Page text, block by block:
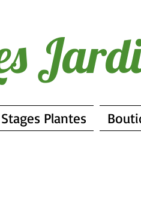
Stages Plantes